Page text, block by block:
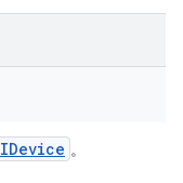
IDevice 。